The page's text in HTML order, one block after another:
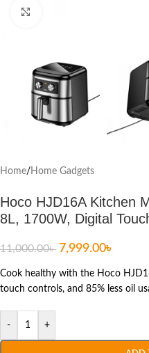
Home/Home Gadgets
Hoco HJD16A Kitchen
8L, 1700W, Digital
11,000.00৳ 7,999.00৳
Cook healthy with the Hoco
touch controls, and 85% less oil
- +